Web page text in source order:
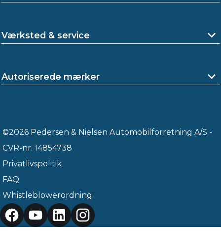
Værksted & service
Autoriserede mærker
©2026 Pedersen & Nielsen Automobilforretning A/S -
CVR-nr. 14854738
Privatlivspolitik
FAQ
Whistleblowerordning